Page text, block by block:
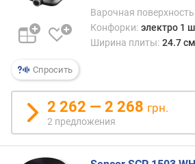
а
к
с
м
а
л
ь
н
а
Спросить
Варочная
Конфорки: электро 1
Ширина плиты: 24.7 см
2 262 — 2 268 грн.
2 предложения